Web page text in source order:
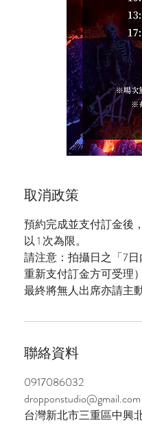
取消政策
預約完成並支付訂金後
以 1 次為限。
請注意：拍攝日之「7
重新支付訂金方可受理
最終將無人出席亦請主
聯絡資料
0917086032
dropponstudio@gmail.com
台灣新北市三重區中興